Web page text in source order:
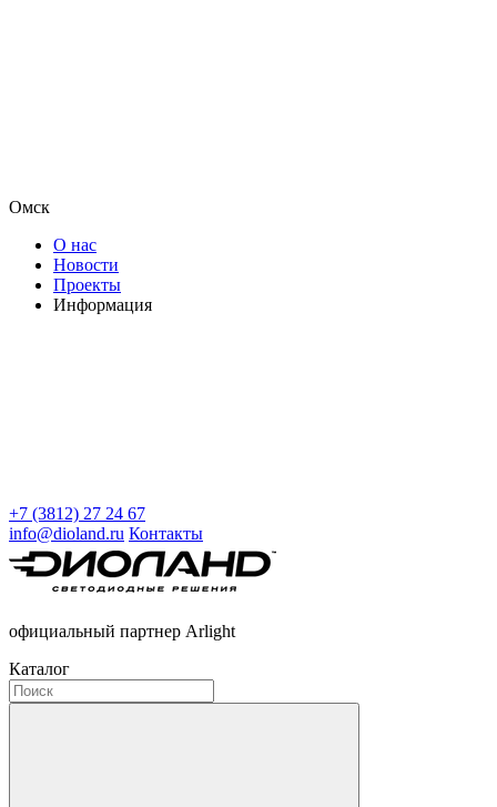
Омск
О нас
Новости
Проекты
Информация
+7 (3812) 27 24 67
info@dioland.ru Контакты
официальный партнер Arlight
Каталог